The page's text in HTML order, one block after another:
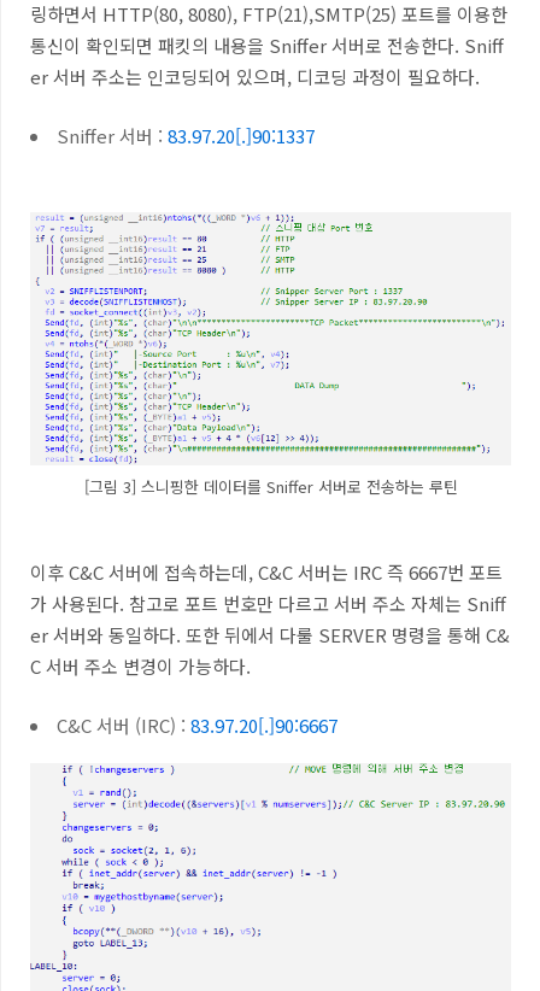
링하면서 HTTP(80, 8080), FTP(21),SMTP(25) 포트를 이용한
통신이 확인되면 패킷의 내용을 Sniffer서버로 전송한다. Sniff
er서버 주소는 인코딩되어 있으며, 디코딩 과정이 필요하다.
Sniffer서버 : 83.97.20[.]90:1337
[그림 3] 스니핑한 데이터를 Sniffer 서버로 전송하는 루틴
이후C&C서버에 접속하는데, C&C서버는 IRC즉 6667번 포트
가 사용된다. 참고로 포트 번호만 다르고 서버 주소 자체는 Sniff
er서버와 동일하다. 또한 뒤에서 다룰 SERVER 명령을 통해 C&
C서버 주소 변경이 가능하다.
C&C서버 (IRC) : 83.97.20[.]90:6667